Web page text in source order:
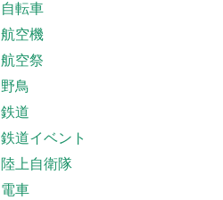
自転車
航空機
航空祭
野鳥
鉄道
鉄道イベント
陸上自衛隊
電車